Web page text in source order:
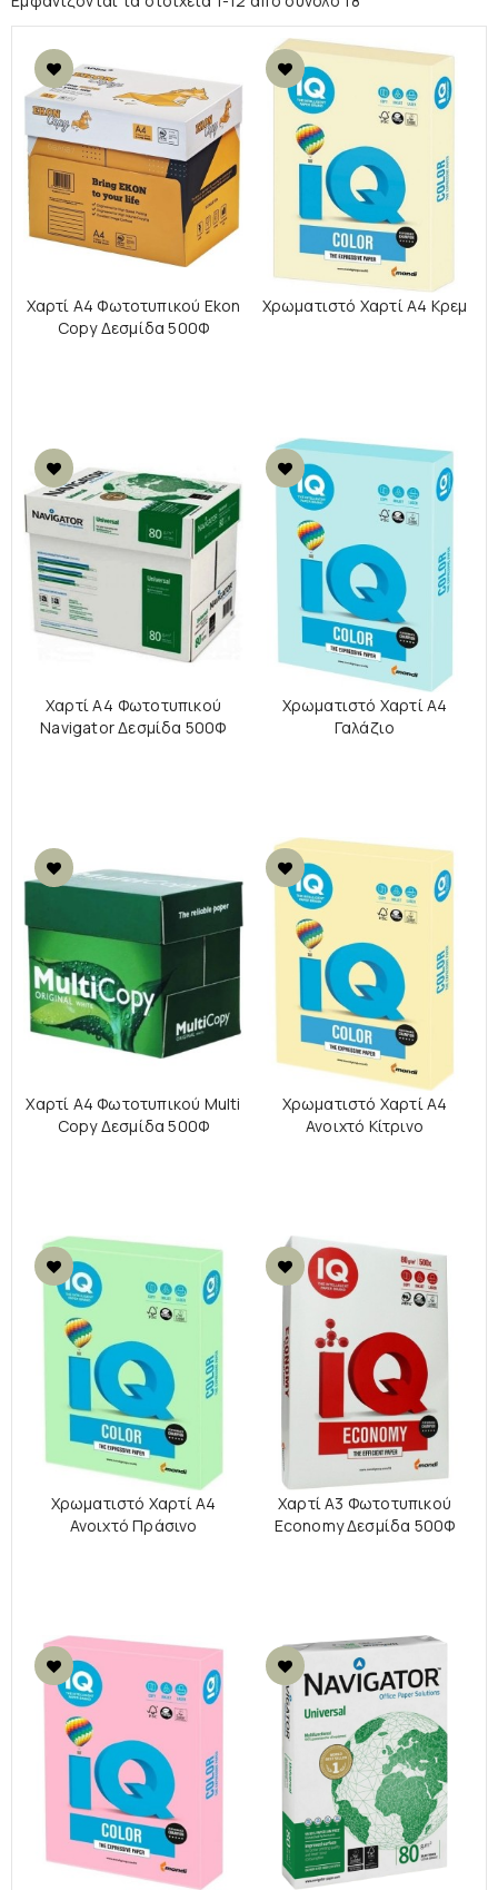
Χαρτί Α4 Φωτοτυπικού Ekon
Copy Δεσμίδα 500Φ
Χρωματιστό Χαρτί Α4 Κρεμ
Χαρτί A4 Φωτοτυπικού
Navigator Δεσμίδα 500Φ
Χρωματιστό Χαρτί Α4
Γαλάζιο
Χαρτί Α4 Φωτοτυπικού Multi
Copy Δεσμίδα 500Φ
Χρωματιστό Χαρτί Α4
Ανοιχτό Κίτρινο
Χρωματιστό Χαρτί Α4
Ανοιχτό Πράσινο
Χαρτί A3 Φωτοτυπικού
Economy Δεσμίδα 500Φ